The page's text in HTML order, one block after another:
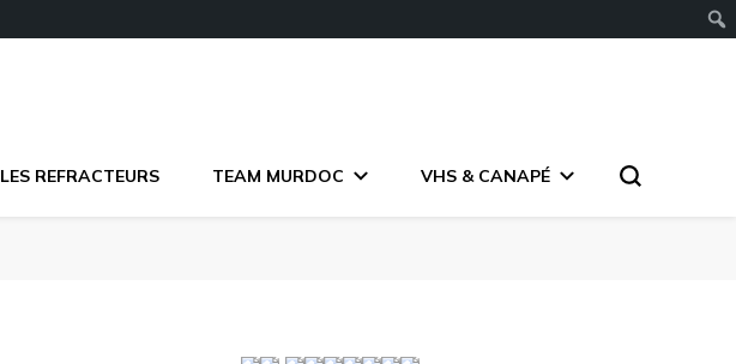
LES REFRACTEURS TEAM MURDOC VHS & CANAPÉ